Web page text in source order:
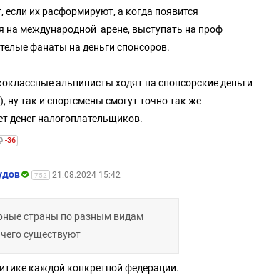
их расформируют, а когда появится
на международной арене, выступать на проф
фанаты на деньги спонсоров.
альпинисты ходят на спонсорские деньги
ну так и спортсмены смогут точно так же
денег налогоплательщиков.
-36
752 21.08.2024 15:42
страны по разным видам
существуют
каждой конкретной федерации.